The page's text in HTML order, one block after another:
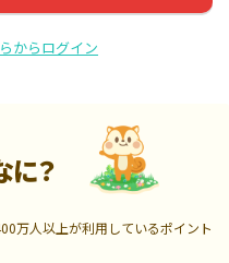
からログイン
に？
万人以上が利用しているポイント